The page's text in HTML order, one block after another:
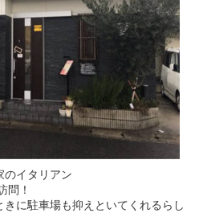
のイタリアン
問！
に駐車場も抑えといてくれるらし